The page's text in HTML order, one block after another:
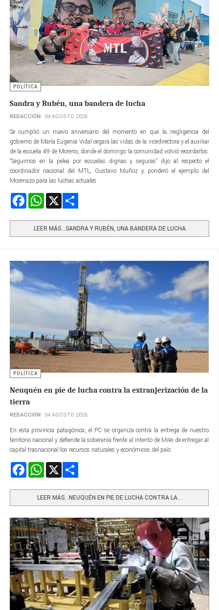
POLÍTICA
Sandra y Rubén, una bandera de lucha
REDACCIÓN 04 AGOSTO 2026
Se cumplió un nuevo aniversario del momento en que la negligencia del
gobierno de María Eugenia Vidal cegara las vidas de la vicedirectora y el auxiliar
de la escuela 49 de Moreno, donde el domingo la comunidad volvió recordarlos.
“Seguimos en la pelea por escuelas dignas y seguras” dijo al respecto el
coordinador nacional del MTL, Gustavo Muñoz y ponderó el ejemplo del
Morenazo para las luchas actuales.
FacebookWhatsApp
LEER MÁS…SANDRA Y RUBÉN, UNA BANDERA DE LUCHA
POLÍTICA
Neuquén en pie de lucha contra la extranjerización de la
tierra
REDACCIÓN 04 AGOSTO 2026
En esta provincia patagónica, el PC se organiza contra la entrega de nuestro
territorio nacional y defiende la soberanía frente al intento de Milei de entregar al
capital trasnacional los recursos naturales y económicos del país.
FacebookWhatsApp
LEER MÁS…NEUQUÉN EN PIE DE LUCHA CONTRA LA...